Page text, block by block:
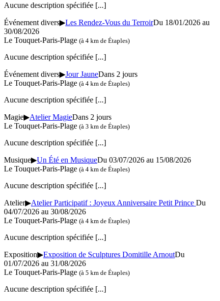
Aucune description spécifiée [...]
Événement divers▶Les Rendez-Vous du TerroirDu 18/01/2026 au
30/08/2026
Le Touquet-Paris-Plage (à 4 km de Étaples)
Aucune description spécifiée [...]
Événement divers▶Jour JauneDans 2 jours
Le Touquet-Paris-Plage (à 4 km de Étaples)
Aucune description spécifiée [...]
Magie▶Atelier MagieDans 2 jours
Le Touquet-Paris-Plage (à 3 km de Étaples)
Aucune description spécifiée [...]
Musique▶Un Été en MusiqueDu 03/07/2026 au 15/08/2026
Le Touquet-Paris-Plage (à 4 km de Étaples)
Aucune description spécifiée [...]
Atelier▶Atelier Participatif : Joyeux Anniversaire Petit Prince Du
04/07/2026 au 30/08/2026
Le Touquet-Paris-Plage (à 4 km de Étaples)
Aucune description spécifiée [...]
Exposition▶Exposition de Sculptures Domitille ArnoutDu
01/07/2026 au 31/08/2026
Le Touquet-Paris-Plage (à 5 km de Étaples)
Aucune description spécifiée [...]